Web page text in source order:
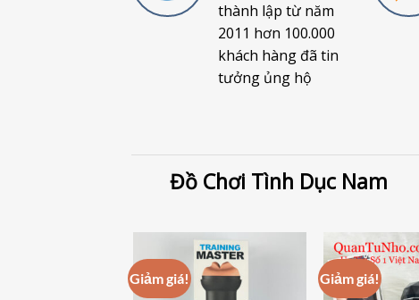
thành lập từ năm
2011 hơn 100.000
khách hàng đã tin
tưởng ủng hộ
Đồ Chơi Tình Dục Nam
Giảm giá! Giảm giá!